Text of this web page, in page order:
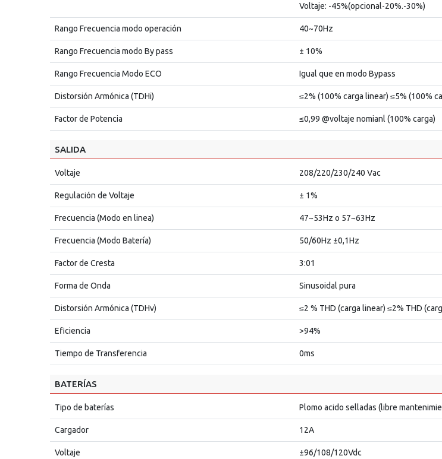
Voltaje: -45%(opcional-20%.-30%)
Rango Frecuencia modo operación 40~70Hz
Rango Frecuencia modo By pass ± 10%
Rango Frecuencia Modo ECO Igual que en modo Bypass
Distorsión Armónica (TDHi) ≤2% (100% carga linear) ≤5% (100%
Factor de Potencia ≤0,99 @voltaje nomianl (100% carga)
SALIDA
Voltaje 208/220/230/240 Vac
Regulación de Voltaje ± 1%
Frecuencia (Modo en linea) 47~53Hz o 57~63Hz
Frecuencia (Modo Batería) 50/60Hz ±0,1Hz
Factor de Cresta 3:01
Forma de Onda Sinusoidal pura
Distorsión Armónica (TDHv) ≤2 % THD (carga linear) ≤2% THD
Eficiencia >94%
Tiempo de Transferencia 0ms
BATERÍAS
Tipo de baterías Plomo acido selladas (libre
Cargador 12A
Voltaje ±96/108/120Vdc